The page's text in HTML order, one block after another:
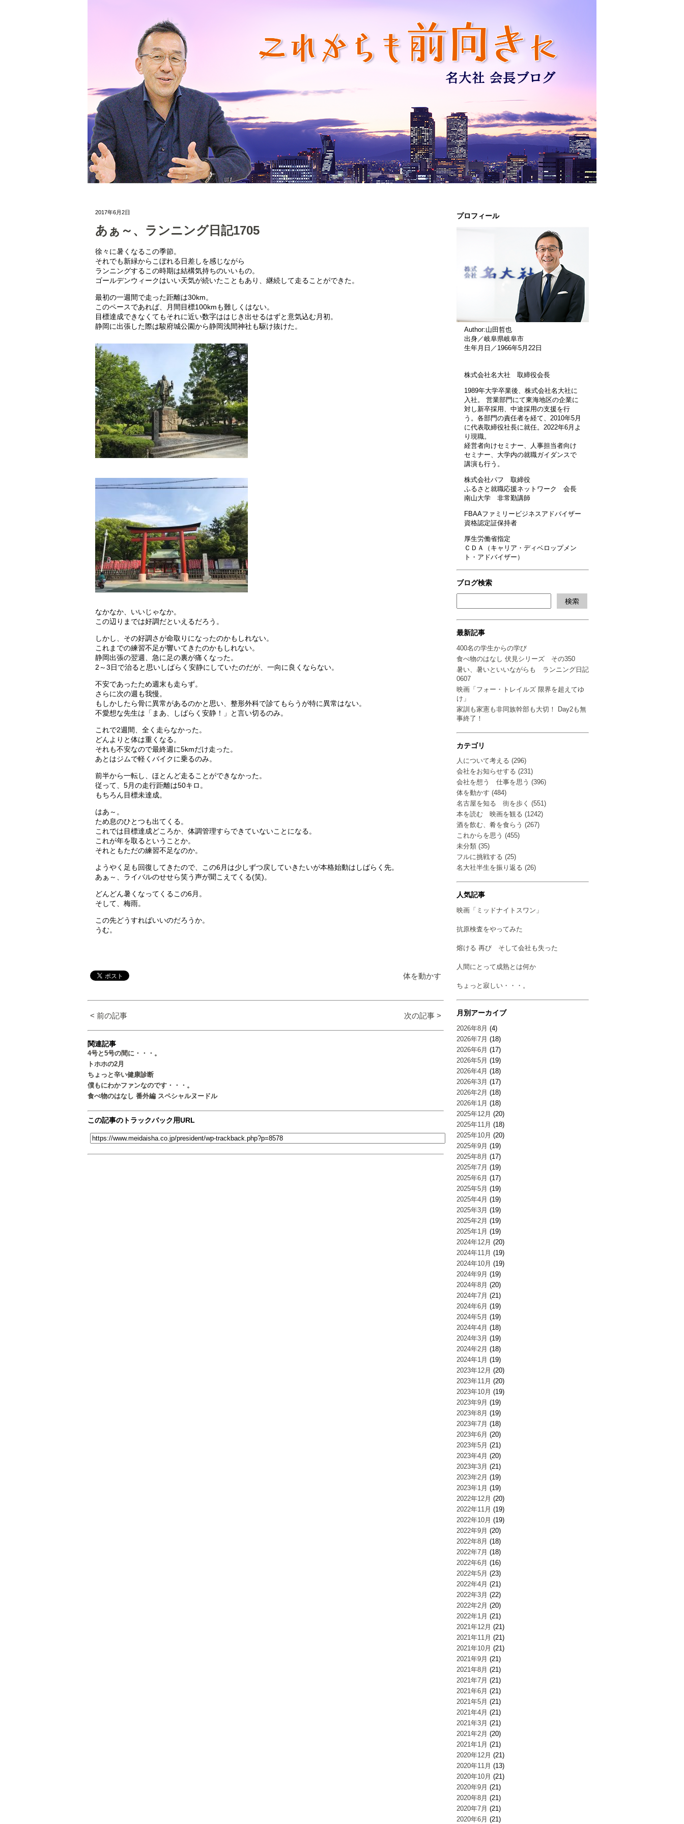
プロフィール
Author:山田哲也
出身／岐阜県岐阜市
生年月日／1966年5月22日
株式会社名大社 取締役会長
1989年大学卒業後、株式会社名大社に
入社。 営業部門にて東海地区の企業に
対し新卒採用、中途採用の支援を行
う。各部門の責任者を経て、2010年5月
に代表取締役社長に就任。2022年6月よ
り現職。
経営者向けセミナー、人事担当者向け
セミナー、大学内の就職ガイダンスで
講演も行う。
株式会社パフ 取締役
ふるさと就職応援ネットワーク 会長
南山大学 非常勤講師
FBAAファミリービジネスアドバイザー
資格認定証保持者
厚生労働省指定
ＣＤＡ（キャリア・ディベロップメン
ト・アドバイザー）
ブログ検索
最新記事
400名の学生からの学び
食べ物のはなし 伏見シリーズ その350
暑い、暑いといいながらも ランニング日記
0607
映画「フォー・トレイルズ 限界を超えてゆ
け」
家訓も家憲も非同族幹部も大切！ Day2も無
事終了！
カテゴリ
人について考える (296)
会社をお知らせする (231)
会社を想う 仕事を思う (396)
体を動かす (484)
名古屋を知る 街を歩く (551)
本を読む 映画を観る (1242)
酒を飲む、肴を食らう (267)
これからを思う (455)
未分類 (35)
フルに挑戦する (25)
名大社半生を振り返る (26)
人気記事
映画「ミッドナイトスワン」
抗原検査をやってみた
熔ける 再び そして会社も失った
人間にとって成熟とは何か
ちょっと寂しい・・・。
月別アーカイブ
2026年8月 (4)
2026年7月 (18)
2026年6月 (17)
2026年5月 (19)
2026年4月 (18)
2026年3月 (17)
2026年2月 (18)
2026年1月 (18)
2025年12月 (20)
2025年11月 (18)
2025年10月 (20)
2025年9月 (19)
2025年8月 (17)
2025年7月 (19)
2025年6月 (17)
2025年5月 (19)
2025年4月 (19)
2025年3月 (19)
2025年2月 (19)
2025年1月 (19)
2024年12月 (20)
2024年11月 (19)
2024年10月 (19)
2024年9月 (19)
2024年8月 (20)
2024年7月 (21)
2024年6月 (19)
2024年5月 (19)
2024年4月 (18)
2024年3月 (19)
2024年2月 (18)
2024年1月 (19)
2023年12月 (20)
2023年11月 (20)
2023年10月 (19)
2023年9月 (19)
2023年8月 (19)
2023年7月 (18)
2023年6月 (20)
2023年5月 (21)
2023年4月 (20)
2023年3月 (21)
2023年2月 (19)
2023年1月 (19)
2022年12月 (20)
2022年11月 (19)
2022年10月 (19)
2022年9月 (20)
2022年8月 (18)
2022年7月 (18)
2022年6月 (16)
2022年5月 (23)
2022年4月 (21)
2022年3月 (22)
2022年2月 (20)
2022年1月 (21)
2021年12月 (21)
2021年11月 (21)
2021年10月 (21)
2021年9月 (21)
2021年8月 (21)
2021年7月 (21)
2021年6月 (21)
2021年5月 (21)
2021年4月 (21)
2021年3月 (21)
2021年2月 (20)
2021年1月 (21)
2020年12月 (21)
2020年11月 (13)
2020年10月 (21)
2020年9月 (21)
2020年8月 (21)
2020年7月 (21)
2020年6月 (21)
2017年6月2日
あぁ～、ランニング日記1705
徐々に暑くなるこの季節。
それでも新緑からこぼれる日差しを感じながら
ランニングするこの時期は結構気持ちのいいもの。
ゴールデンウィークはいい天気が続いたこともあり、継続して走ることができた。
最初の一週間で走った距離は30km。
このペースであれば、月間目標100kmも難しくはない。
目標達成できなくてもそれに近い数字ははじき出せるはずと意気込む月初。
静岡に出張した際は駿府城公園から静岡浅間神社も駆け抜けた。
なかなか、いいじゃなか。
この辺りまでは好調だといえるだろう。
しかし、その好調さが命取りになったのかもしれない。
これまでの練習不足が響いてきたのかもしれない。
静岡出張の翌週、急に足の裏が痛くなった。
2～3日で治ると思いしばらく安静にしていたのだが、一向に良くならない。
不安であったため週末も走らず。
さらに次の週も我慢。
もしかしたら骨に異常があるのかと思い、整形外科で診てもらうが特に異常はない。
不愛想な先生は「まあ、しばらく安静！」と言い切るのみ。
これで2週間、全く走らなかった。
どんよりと体は重くなる。
それも不安なので最終週に5kmだけ走った。
あとはジムで軽くバイクに乗るのみ。
前半から一転し、ほとんど走ることができなかった。
従って、5月の走行距離は50キロ。
もちろん目標未達成。
はあ～。
ため息のひとつも出てくる。
これでは目標達成どころか、体調管理すらできていないことになる。
これが年を取るということか。
それともただの練習不足なのか。
ようやく足も回復してきたので、この6月は少しずつ戻していきたいが本格始動はしばらく先。
あぁ～、ライバルのせせら笑う声が聞こえてくる(笑)。
どんどん暑くなってくるこの6月。
そして、梅雨。
この先どうすればいいのだろうか。
うむ。
体を動かす
< 前の記事 次の記事 >
関連記事
4号と5号の間に・・・。
トホホの2月
ちょっと辛い健康診断
僕もにわかファンなのです・・・。
食べ物のはなし 番外編 スペシャルヌードル
この記事のトラックバック用URL